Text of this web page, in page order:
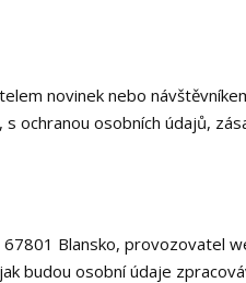
novinek nebo
ochranou osobních údajů,
Blansko, provozovatel
budou osobní údaje